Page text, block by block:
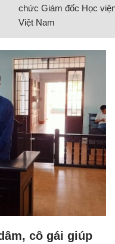
chức Giám đốc Học
Việt Nam
cô gái giúp